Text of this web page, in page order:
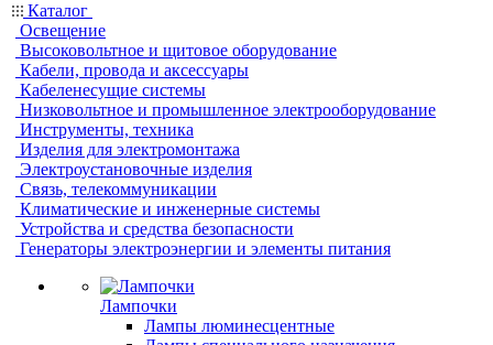
Каталог
Освещение
Высоковольтное и щитовое оборудование
Кабели, провода и аксессуары
Кабеленесущие системы
Низковольтное и промышленное электрооборудование
Инструменты, техника
Изделия для электромонтажа
Электроустановочные изделия
Связь, телекоммуникации
Климатические и инженерные системы
Устройства и средства безопасности
Генераторы электроэнергии и элементы питания
Лампочки
Лампы люминесцентные